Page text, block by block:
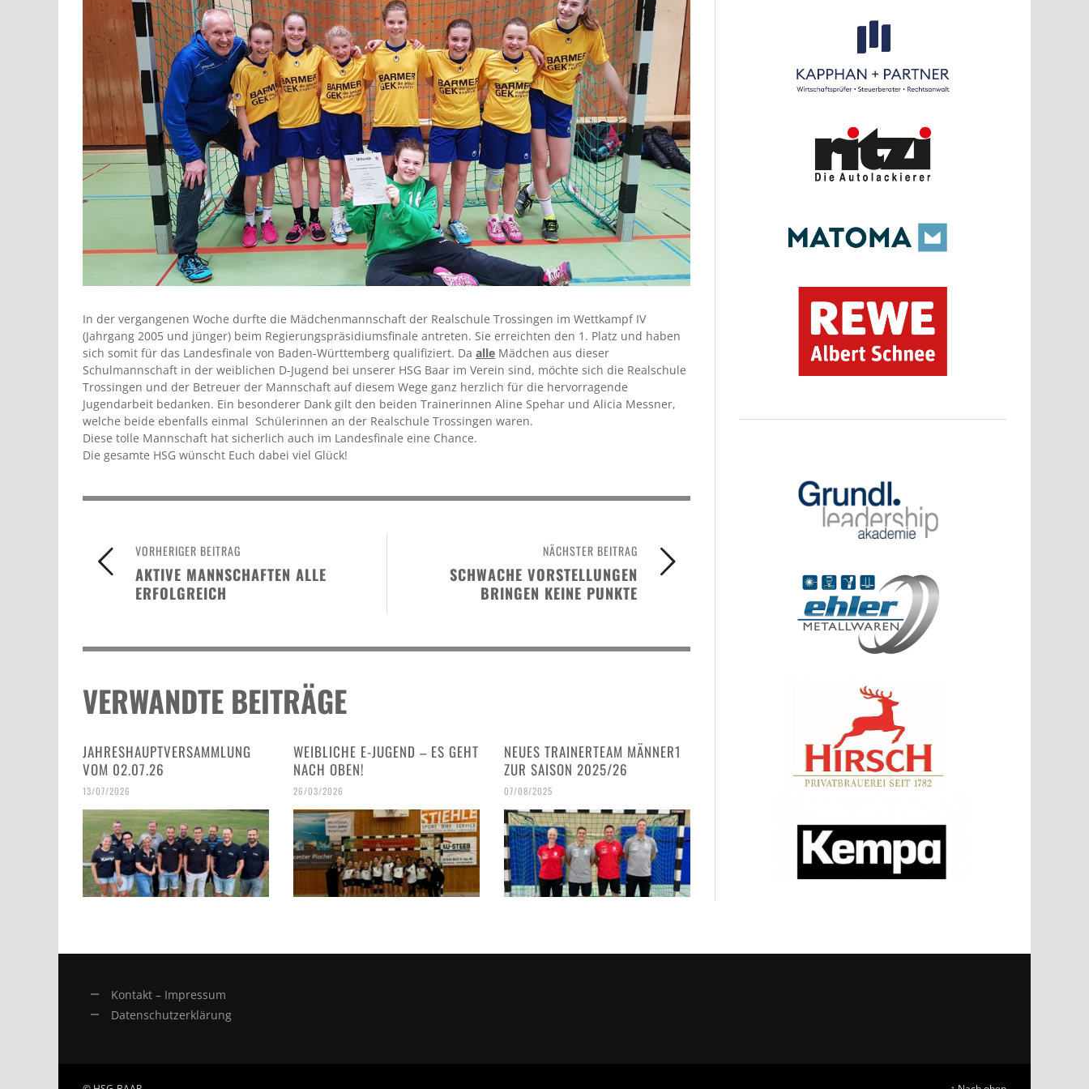
In der vergangenen Woche durfte die Mädchenmannschaft der Realschule Trossingen im Wettkampf IV
(Jahrgang 2005 und jünger) beim Regierungspräsidiumsfinale antreten. Sie erreichten den 1. Platz und haben
sich somit für das Landesfinale von Baden-Württemberg qualifiziert. Da alle Mädchen aus dieser
Schulmannschaft in der weiblichen D-Jugend bei unserer HSG Baar im Verein sind, möchte sich die Realschule
Trossingen und der Betreuer der Mannschaft auf diesem Wege ganz herzlich für die hervorragende
Jugendarbeit bedanken. Ein besonderer Dank gilt den beiden Trainerinnen Aline Spehar und Alicia Messner,
welche beide ebenfalls einmal Schülerinnen an der Realschule Trossingen waren.
Diese tolle Mannschaft hat sicherlich auch im Landesfinale eine Chance.
Die gesamte HSG wünscht Euch dabei viel Glück!
NÄCHSTER BEITRAG
SCHWACHE VORSTELLUNGEN
BRINGEN KEINE PUNKTE
VORHERIGER BEITRAG
AKTIVE MANNSCHAFTEN ALLE
ERFOLGREICH
VERWANDTE BEITRÄGE
JAHRESHAUPTVERSAMMLUNG
VOM 02.07.26
13/07/2026
WEIBLICHE E-JUGEND – ES GEHT
NACH OBEN!
26/03/2026
NEUES TRAINERTEAM MÄNNER1
ZUR SAISON 2025/26
07/08/2025
Kontakt – Impressum
Datenschutzerklärung